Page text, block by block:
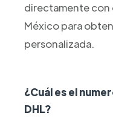
directamente con
México para
personalizada.
¿Cuál es el
DHL?